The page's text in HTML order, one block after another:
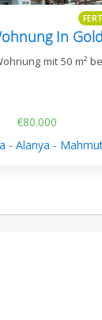
mit 50 m²
€80.000
- Alanya -